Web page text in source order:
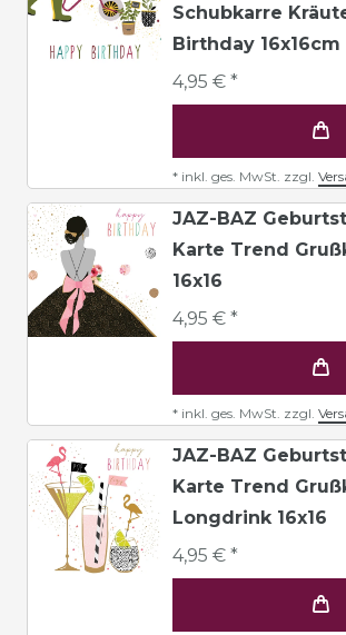
Schubkarre
Birthday 16x16cm
4,95 € *
* inkl. ges. MwSt. zzgl.
JAZ-BAZ
Karte Trend
16x16
4,95 € *
* inkl. ges. MwSt. zzgl.
JAZ-BAZ
Karte Trend
Longdrink 16x16
4,95 € *